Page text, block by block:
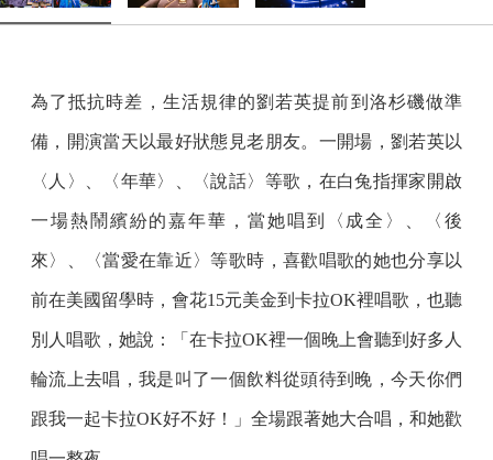
為了抵抗時差，生活規律的劉若英提前到洛杉磯做準
備，開演當天以最好狀態見老朋友。一開場，劉若英以
〈人〉、〈年華〉、〈說話〉等歌，在白兔指揮家開啟
一場熱鬧繽紛的嘉年華，當她唱到〈成全〉、〈後
來〉、〈當愛在靠近〉等歌時，喜歡唱歌的她也分享以
前在美國留學時，會花15元美金到卡拉OK裡唱歌，也聽
別人唱歌，她說：「在卡拉OK裡一個晚上會聽到好多人
輪流上去唱，我是叫了一個飲料從頭待到晚，今天你們
跟我一起卡拉OK好不好！」全場跟著她大合唱，和她歡